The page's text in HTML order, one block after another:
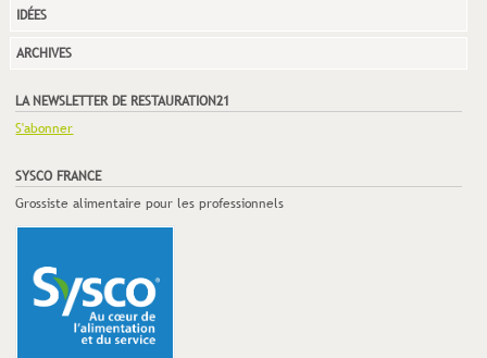
IDÉES
ARCHIVES
LA NEWSLETTER DE RESTAURATION21
S'abonner
SYSCO FRANCE
Grossiste alimentaire pour les professionnels